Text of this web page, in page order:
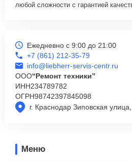
любой сложности с гарантией
г. Краснодар Зиповская
Ежедневно с 9:00 до 21:00
+7 (861) 212-35-79
info@liebherr-servis-centr.ru
ООО“Ремонт техники”
ИНН234789782
ОГРН98742397845098
Меню